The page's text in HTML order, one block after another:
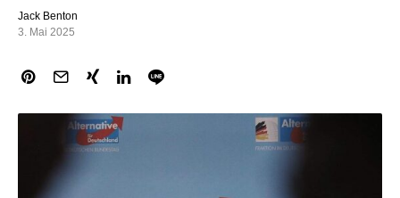
Jack Benton
3. Mai 2025